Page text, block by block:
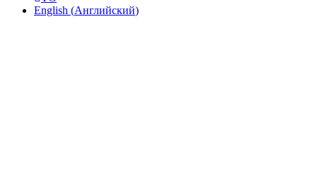
English (Английский)